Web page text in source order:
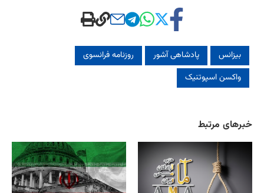
بیزانس پادشاهی آشور
روزنامه فرانسوی
واکسن اسپوتنیک
خبرهای مرتبط